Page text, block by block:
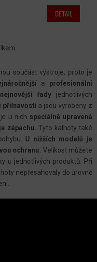
DETAIL
součást výstroje, proto je
a profesionální
nejnovější řadyjednotlivých
přilnavostía jsou vyrobeny z
u nich speciálně upravená
zápachu. Tyto kalhoty také
U nižších modelů je
ochranu. Velikost můžete
u jednotlivých produktů. Při
nepřesahovaly do úrovně